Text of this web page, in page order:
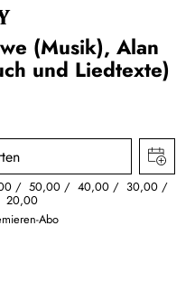
(Musik), Alan
und Liedtexte)
50,00 40,00 30,00
20,00
Abo